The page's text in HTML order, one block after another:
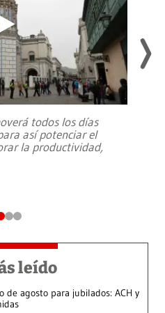
todos los días
así potenciar el
la productividad,
leído
de agosto para jubilados: ACH y